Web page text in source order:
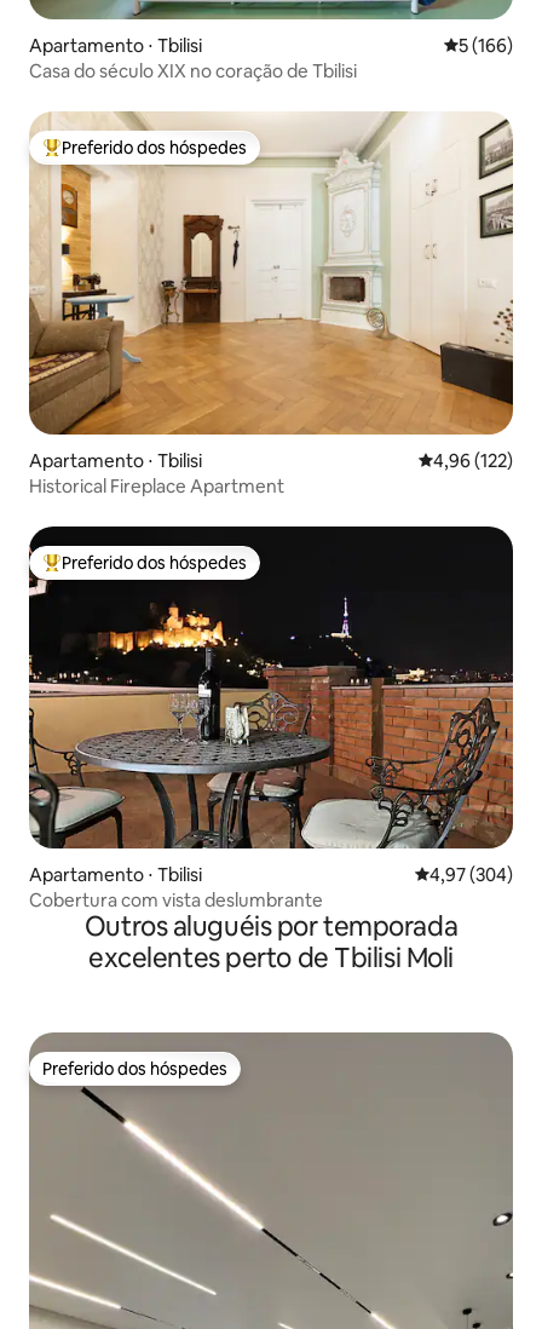
Apartamento ⋅ Tbilisi 5 de uma
5 (166)
Casa do século XIX no coração de Tbilisi
Entre os melhores preferidos dos hóspedes
Preferido dos hóspedes
Apartamento ⋅ Tbilisi 4,96 de uma
4,96 (122)
Historical Fireplace Apartment
Entre os melhores preferidos dos hóspedes
Preferido dos hóspedes
Apartamento ⋅ Tbilisi 4,97 de uma
4,97 (304)
Cobertura com vista deslumbrante
Outros aluguéis por temporada
excelentes perto de Tbilisi Moli
Preferido dos hóspedes
Preferido dos hóspedes